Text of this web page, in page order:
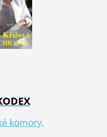
komory,